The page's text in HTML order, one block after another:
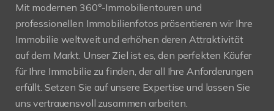
Mit modernen 360°-Immobilientouren und
professionellen Immobilienfotos präsentieren wir Ihre
Immobilie weltweit und erhöhen deren Attraktivität
auf dem Markt. Unser Ziel ist es, den perfekten Käufer
für Ihre Immobilie zu finden, der all Ihre Anforderungen
erfüllt. Setzen Sie auf unsere Expertise und lassen Sie
uns vertrauensvoll zusammen arbeiten.